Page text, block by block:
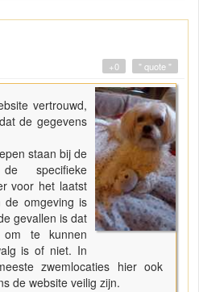
" quote "
+0
vertrouwd,
de gegevens
staan bij de
specifieke
voor het laatst
omgeving is
gevallen is dat
te kunnen
is of niet. In
zwemlocaties hier ook
de website veilig zijn.